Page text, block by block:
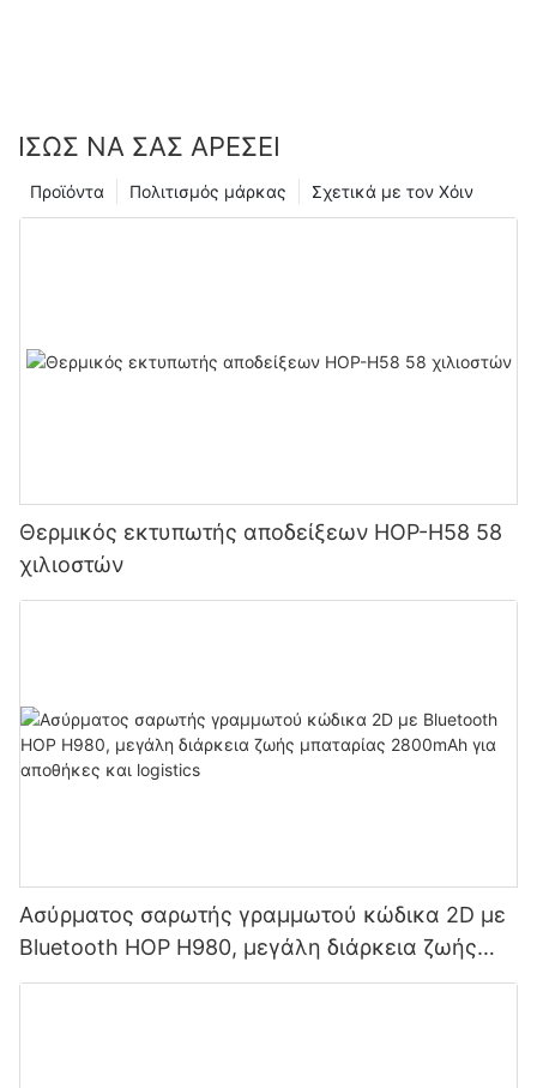
ΊΣΩΣ ΝΑ ΣΑΣ ΑΡΈΣΕΙ
Σχετικά με τον Χόιν
Πολιτισμός μάρκας
Προϊόντα
Θερμικός εκτυπωτής αποδείξεων HOP-H58 58
χιλιοστών
Ασύρματος σαρωτής γραμμωτού κώδικα 2D με
Bluetooth HOP H980, μεγάλη διάρκεια ζωής
μπαταρίας 2800mAh για αποθήκες και logistics